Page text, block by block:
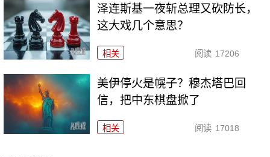
泽连斯基一夜斩总理又砍防长，
这大戏几个意思？
相关 阅读 17206
美伊停火是幌子？穆杰塔巴回
信，把中东棋盘掀了
相关 阅读 17018